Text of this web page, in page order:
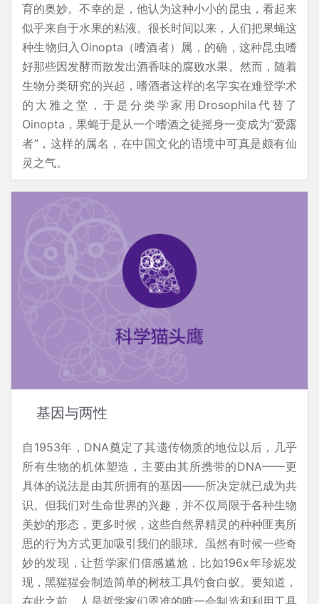
育的奥妙。不幸的是，他认为这种小小的昆虫，看起来
似乎来自于水果的粘液。很长时间以来，人们把果蝇这
种生物归入Oinopta（嗜酒者）属，的确，这种昆虫嗜
好那些因发酵而散发出酒香味的腐败水果。然而，随着
生物分类研究的兴起，嗜酒者这样的名字实在难登学术
的大雅之堂，于是分类学家用Drosophila代替了
Oinopta，果蝇于是从一个嗜酒之徒摇身一变成为“爱露
者”，这样的属名，在中国文化的语境中可真是颇有仙
灵之气。
基因与两性
自1953年，DNA奠定了其遗传物质的地位以后，几乎
所有生物的机体塑造，主要由其所携带的DNA——更
具体的说法是由其所拥有的基因——所决定就已成为共
识。但我们对生命世界的兴趣，并不仅局限于各种生物
美妙的形态，更多时候，这些自然界精灵的种种匪夷所
思的行为方式更加吸引我们的眼球。虽然有时候一些奇
妙的发现，让哲学家们倍感尴尬，比如196x年珍妮发
现，黑猩猩会制造简单的树枝工具钓食白蚁。要知道，